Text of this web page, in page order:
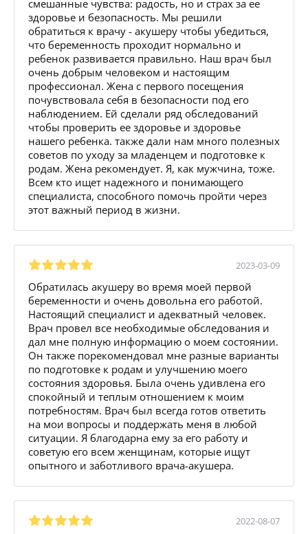
смешанные чувства: радость, но и страх за ее
здоровье и безопасность. Мы решили
обратиться к врачу - акушеру чтобы убедиться,
что беременность проходит нормально и
ребенок развивается правильно. Наш врач был
очень добрым человеком и настоящим
профессионал. Жена с первого посещения
почувствовала себя в безопасности под его
наблюдением. Ей сделали ряд обследований
чтобы проверить ее здоровье и здоровье
нашего ребенка. также дали нам много полезных
советов по уходу за младенцем и подготовке к
родам. Жена рекомендует. Я, как мужчина, тоже.
Всем кто ищет надежного и понимающего
специалиста, способного помочь пройти через
этот важный период в жизни.
2023-03-09
Обратилась акушеру во время моей первой
беременности и очень довольна его работой.
Настоящий специалист и адекватный человек.
Врач провел все необходимые обследования и
дал мне полную информацию о моем состоянии.
Он также порекомендовал мне разные варианты
по подготовке к родам и улучшению моего
состояния здоровья. Была очень удивлена его
спокойный и теплым отношением к моим
потребностям. Врач был всегда готов ответить
на мои вопросы и поддержать меня в любой
ситуации. Я благодарна ему за его работу и
советую его всем женщинам, которые ищут
опытного и заботливого врача-акушера.
2022-08-07